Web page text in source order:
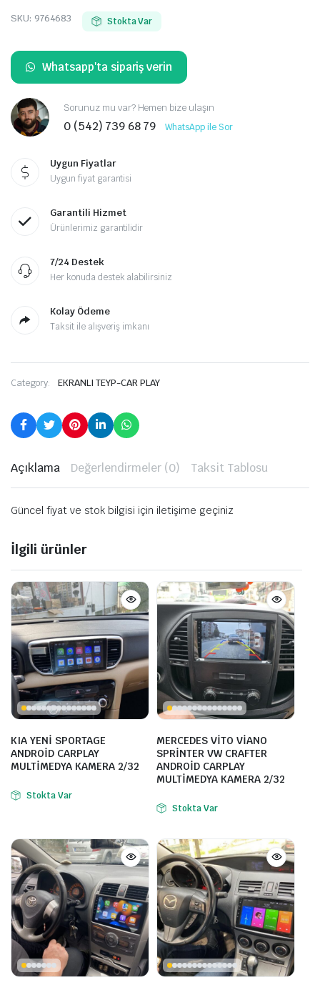
SKU: 9764683 Stokta Var
Whatsapp'ta sipariş verin
Sorunuz mu var? Hemen bize ulaşın
0 (542) 739 68 79 WhatsApp ile Sor
Uygun Fiyatlar
Uygun fiyat garantisi
Garantili Hizmet
Ürünlerimiz garantilidir
7/24 Destek
Her konuda destek alabilirsiniz
Kolay Ödeme
Taksit ile alışveriş imkanı
Category: EKRANLI TEYP-CAR PLAY
Açıklama Değerlendirmeler (0) Taksit Tablosu
Güncel fiyat ve stok bilgisi için iletişime geçiniz
İlgili ürünler
KIA YENİ SPORTAGE
ANDROİD CARPLAY
MULTİMEDYA KAMERA 2/32
Stokta Var
MERCEDES VİTO VİANO
SPRİNTER VW CRAFTER
ANDROİD CARPLAY
MULTİMEDYA KAMERA 2/32
Stokta Var